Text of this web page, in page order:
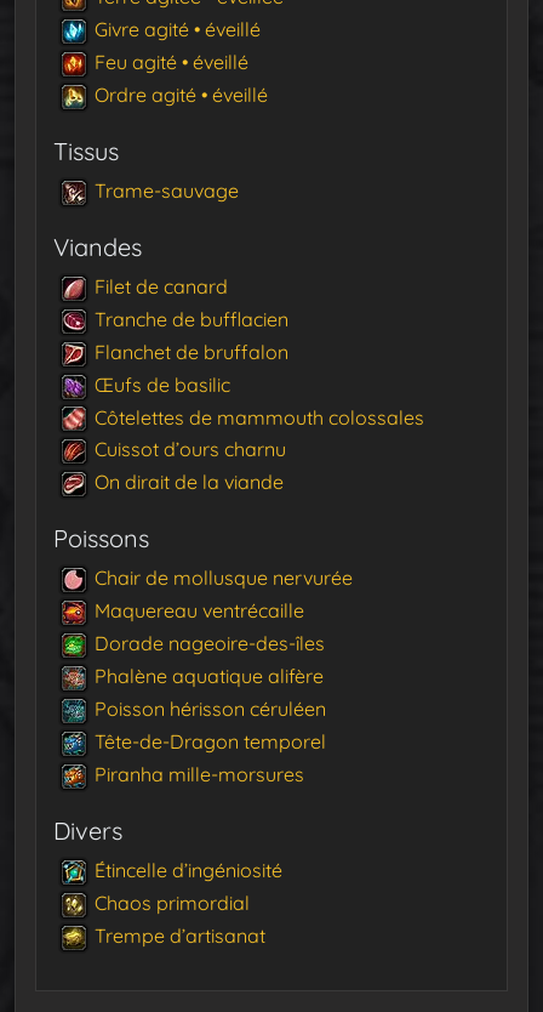
Givre agité • éveillé
Feu agité • éveillé
Ordre agité • éveillé
Tissus
Trame-sauvage
Viandes
Filet de canard
Tranche de bufflacien
Flanchet de bruffalon
Œufs de basilic
Côtelettes de mammouth colossales
Cuissot d’ours charnu
On dirait de la viande
Poissons
Chair de mollusque nervurée
Maquereau ventrécaille
Dorade nageoire-des-îles
Phalène aquatique alifère
Poisson hérisson céruléen
Tête-de-Dragon temporel
Piranha mille-morsures
Divers
Étincelle d’ingéniosité
Chaos primordial
Trempe d’artisanat